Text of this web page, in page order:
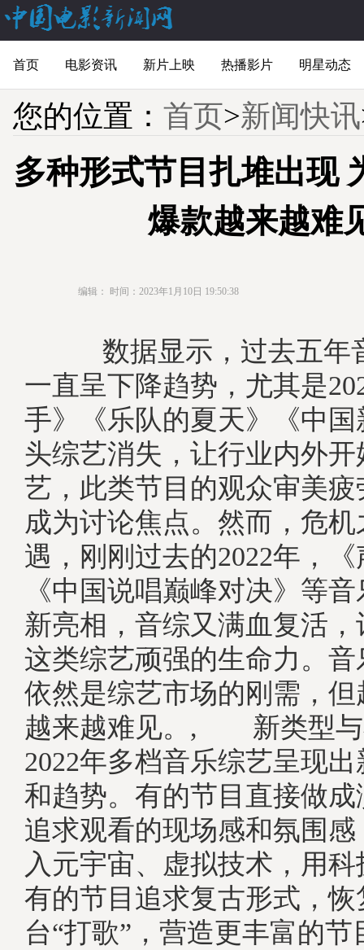
首页 电影资讯 新片上映 热播影片 明星动态
您的位置： 首页>新闻快讯
多种形式节目扎堆出现
爆款越来越难
编辑： 时间：2023年1月10日 19:50:38
数据显示，过去五年
一直呈下降趋势，尤其是
手》《乐队的夏天》《中
头综艺消失，让行业内外
艺，此类节目的观众审美
成为讨论焦点。然而，危
遇，刚刚过去的2022年，
《中国说唱巅峰对决》等
新亮相，音综又满血复活
这类综艺顽强的生命力。
依然是综艺市场的刚需，
越来越难见。, 新类
2022年多档音乐综艺呈现
和趋势。有的节目直接做
追求观看的现场感和氛围
入元宇宙、虚拟技术，用
有的节目追求复古形式，恢
台“打歌”，营造更丰富